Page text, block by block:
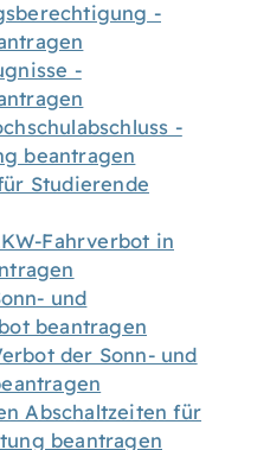
-
-
-
beantragen
Studierende
Fahrverbot in
und
beantragen
der Sonn- und
Abschaltzeiten für
beantragen